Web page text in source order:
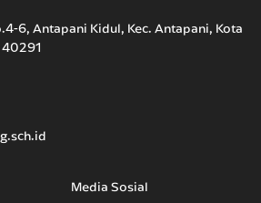
6, Antapani Kidul, Kec. Antapani, Kota
Media Sosial